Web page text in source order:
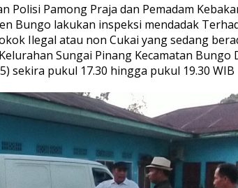
Polisi Pamong Praja dan Pemadam
Bungo lakukan inspeksi mendadak
Ilegal atau non Cukai yang sedang
Sungai Pinang Kecamatan Bungo
sekira pukul 17.30 hingga pukul 19.30 WIB
Bupati Bungo Pimpin
Pengukuhan dan
Kampung Siaga
Di Advetorial, Berita, Bungo,
Kriminal, Kesehatan, Nasional,
Peristiwa
| 30 Juli 2026